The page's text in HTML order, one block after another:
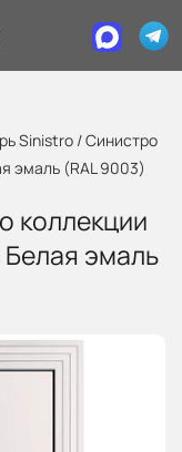
Sinistro / Синистро
эмаль (RAL 9003)
коллекции
эмаль